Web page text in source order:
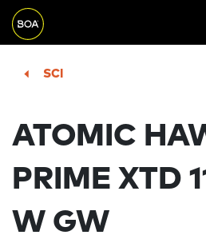
Skip to main content
Begin main content
SCI
ATOMIC
PRIME XTD
W GW